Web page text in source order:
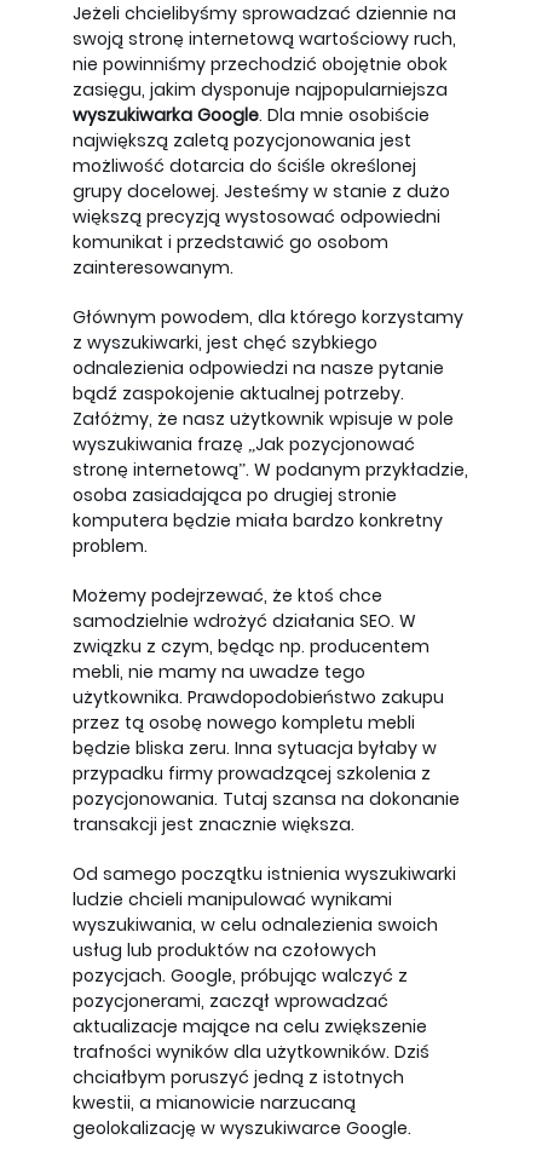
Jeżeli chcielibyśmy sprowadzać dziennie na
swoją stronę internetową wartościowy ruch,
nie powinniśmy przechodzić obojętnie obok
zasięgu, jakim dysponuje najpopularniejsza
wyszukiwarka Google. Dla mnie osobiście
największą zaletą pozycjonowania jest
możliwość dotarcia do ściśle określonej
grupy docelowej. Jesteśmy w stanie z dużo
większą precyzją wystosować odpowiedni
komunikat i przedstawić go osobom
zainteresowanym.
Głównym powodem, dla którego korzystamy
z wyszukiwarki, jest chęć szybkiego
odnalezienia odpowiedzi na nasze pytanie
bądź zaspokojenie aktualnej potrzeby.
Załóżmy, że nasz użytkownik wpisuje w pole
wyszukiwania frazę „Jak pozycjonować
stronę internetową”. W podanym przykładzie,
osoba zasiadająca po drugiej stronie
komputera będzie miała bardzo konkretny
problem.
Możemy podejrzewać, że ktoś chce
samodzielnie wdrożyć działania SEO. W
związku z czym, będąc np. producentem
mebli, nie mamy na uwadze tego
użytkownika. Prawdopodobieństwo zakupu
przez tą osobę nowego kompletu mebli
będzie bliska zeru. Inna sytuacja byłaby w
przypadku firmy prowadzącej szkolenia z
pozycjonowania. Tutaj szansa na dokonanie
transakcji jest znacznie większa.
Od samego początku istnienia wyszukiwarki
ludzie chcieli manipulować wynikami
wyszukiwania, w celu odnalezienia swoich
usług lub produktów na czołowych
pozycjach. Google, próbując walczyć z
pozycjonerami, zaczął wprowadzać
aktualizacje mające na celu zwiększenie
trafności wyników dla użytkowników. Dziś
chciałbym poruszyć jedną z istotnych
kwestii, a mianowicie narzucaną
geolokalizację w wyszukiwarce Google.